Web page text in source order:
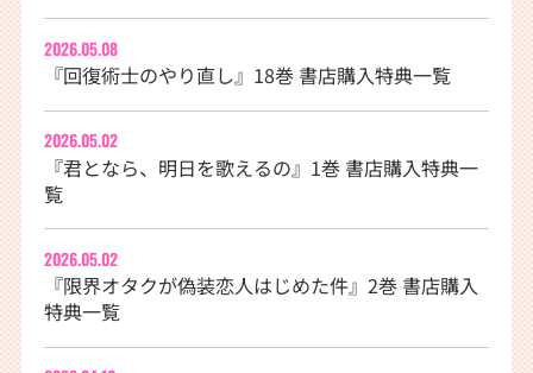
2026.05.08
『回復術士のやり直し』18巻 書店購入特典一覧
2026.05.02
『君となら、明日を歌えるの』1巻 書店購入特典一
覧
2026.05.02
『限界オタクが偽装恋人はじめた件』2巻 書店購入
特典一覧